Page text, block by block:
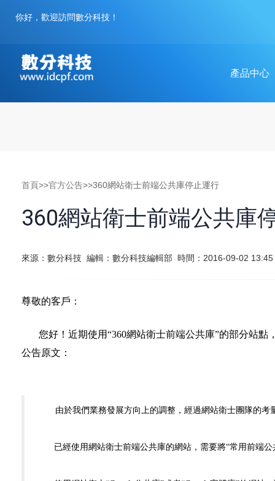
你好，歡迎訪問數分科技！
產品中心
首頁>>官方公告>>360網站衛士前端公共庫停止運行
360網站衛士前端公共庫
來源：數分科技 編輯：數分科技編輯部 時間：2016-09-02 13:45
尊敬的客戶：
您好！近期使用“360網站衛士前端公共庫”的部分站點
公告原文：
由於我們業務發展方向上的調整，經過網站衛士團隊的
已經使用網站衛士前端公共庫的網站，需要將“常用前端公